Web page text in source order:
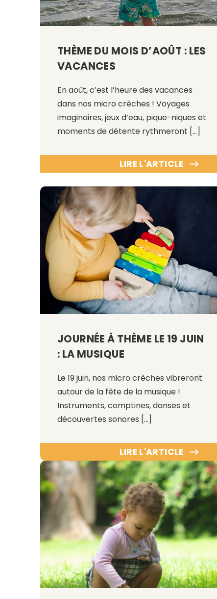
THÈME DU MOIS D’AOÛT : LES
VACANCES
En août, c’est l’heure des vacances
dans nos micro crèches ! Voyages
imaginaires, jeux d’eau, pique-niques et
moments de détente rythmeront […]
LIRE L'ARTICLE
JOURNÉE À THÈME LE 19 JUIN
: LA MUSIQUE
Le 19 juin, nos micro crèches vibreront
autour de la fête de la musique !
Instruments, comptines, danses et
découvertes sonores […]
LIRE L'ARTICLE